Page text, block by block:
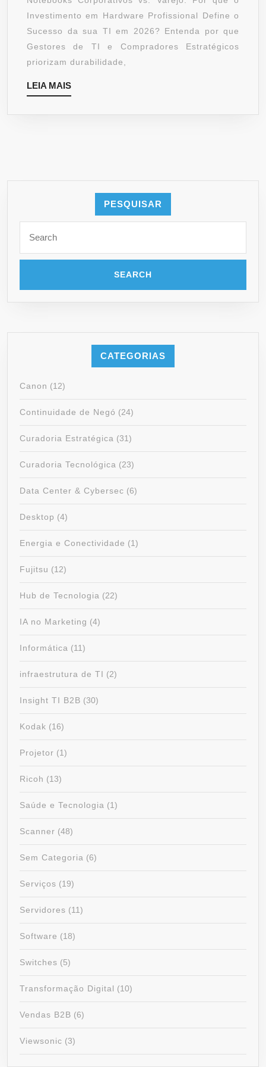
Investimento em Hardware Profissional Define o
Sucesso da sua TI em 2026? Entenda por que
Gestores de TI e Compradores Estratégicos
priorizam durabilidade,
LEIA MAISLEIA
MAIS
PESQUISAR
for:
CATEGORIAS
Canon (12)
Continuidade de Negó (24)
Curadoria Estratégica (31)
Curadoria Tecnológica (23)
Data Center & Cybersec (6)
Desktop (4)
Energia e Conectividade (1)
Fujitsu (12)
Hub de Tecnologia (22)
IA no Marketing (4)
Informática (11)
infraestrutura de TI (2)
Insight TI B2B (30)
Kodak (16)
Projetor (1)
Ricoh (13)
Saúde e Tecnologia (1)
Scanner (48)
Sem Categoria (6)
Serviços (19)
Servidores (11)
Software (18)
Switches (5)
Transformação Digital (10)
Vendas B2B (6)
Viewsonic (3)